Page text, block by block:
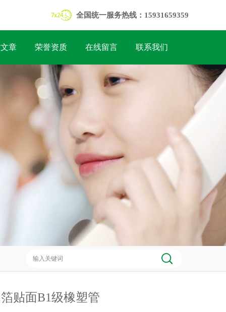
全国统一服务热线：15931659359
章 荣誉资质 在线留言 联系我们
贴面B1级橡塑管